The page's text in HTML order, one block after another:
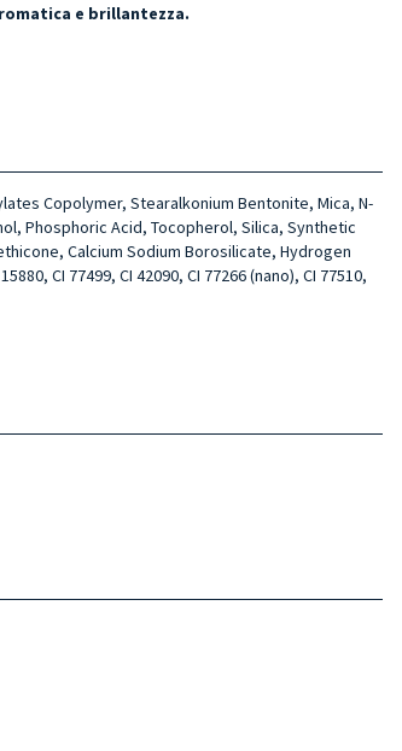
e brillantezza.
Copolymer, Stearalkonium Bentonite, Mica, N-
Phosphoric Acid, Tocopherol, Silica, Synthetic
Calcium Sodium Borosilicate, Hydrogen
CI 77499, CI 42090, CI 77266 (nano), CI 77510,